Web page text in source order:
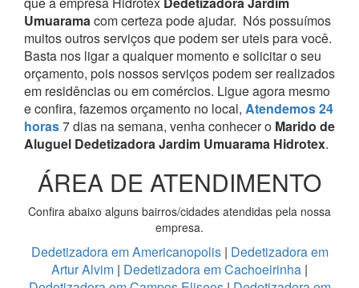
Umuaramacom certeza pode ajudar. Nós possuímos
muitos outros serviços que podem ser uteis para você.
Basta nos ligar a qualquer momento e solicitar o seu
orçamento, pois nossos serviços podem ser realizados
em residências ou em comércios. Ligue agora mesmo
e confira, fazemos orçamento no local, Atendemos 24
horas7 dias na semana, venha conhecer o Marido de
Aluguel Dedetizadora Jardim Umuarama Hidrotex.
ÁREA DE ATENDIMENTO
Confira abaixo alguns bairros/cidades atendidas pela nossa
empresa.
Dedetizadora em Americanopolis | Dedetizadora em
Artur Alvim | Dedetizadora em Cachoeirinha |